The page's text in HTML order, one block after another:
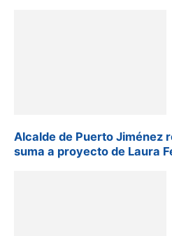
Alcalde de Puerto Jiménez
suma a proyecto de Laura